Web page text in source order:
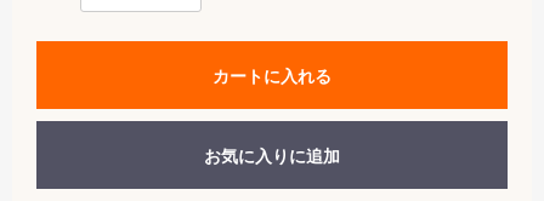
カートに入れる
お気に入りに追加